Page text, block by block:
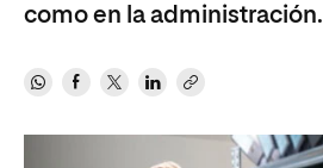
como en la administración.